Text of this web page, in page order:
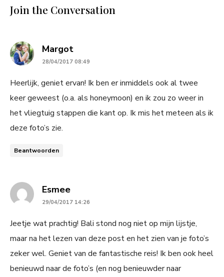
Join the Conversation
Margotsays:
28/04/2017 08:49
Heerlijk, geniet ervan! Ik ben er inmiddels ook al twee
keer geweest (o.a. als honeymoon) en ik zou zo weer in
het vliegtuig stappen die kant op. Ik mis het meteen als ik
deze foto’s zie.
Beantwoorden
Esmeesays:
29/04/2017 14:26
Jeetje wat prachtig! Bali stond nog niet op mijn lijstje,
maar na het lezen van deze post en het zien van je foto’s
zeker wel. Geniet van de fantastische reis! Ik ben ook heel
benieuwd naar de foto’s (en nog benieuwder naar